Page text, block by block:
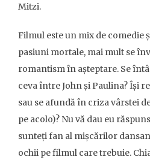
Mitzi.
Filmul este un mix de comedie
pasiuni mortale, mai mult se
romantism în așteptare. Se
ceva între John și Paulina? Își
sau se afundă în criza vârstei
pe acolo)? Nu vă dau eu
sunteți fan al mișcărilor
ochii pe filmul care trebuie.